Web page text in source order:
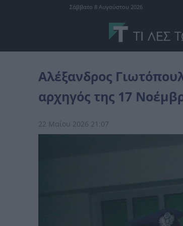
Σάββατο 8 Αυγούστου 2026
Αλέξανδρος
αρχηγός της 17
22 Μαΐου 2026 21:07